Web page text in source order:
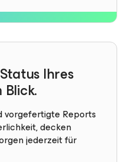
Ihres
vorgefertigte Reports
decken
jederzeit für